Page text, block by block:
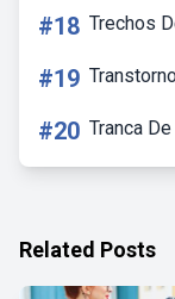
#18 Trechos
#19
#20 Tranca
Related Posts